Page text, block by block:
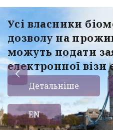
Усі власники
дозволу на
можуть подати
електронної візи
Детальніше
EN